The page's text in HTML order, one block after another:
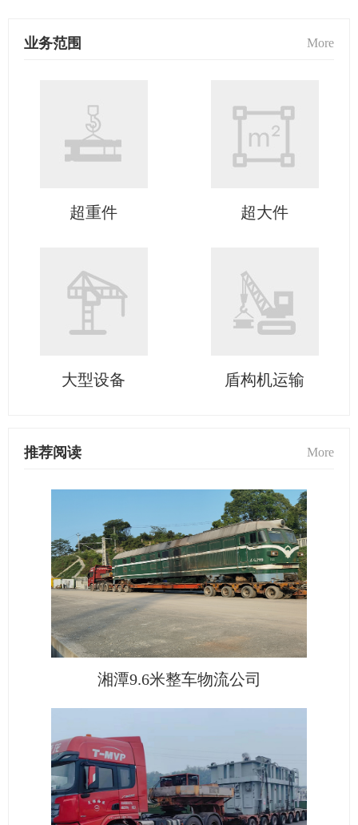
业务范围 More
超重件 超大件
大型设备 盾构机运输
推荐阅读 More
湘潭9.6米整车物流公司